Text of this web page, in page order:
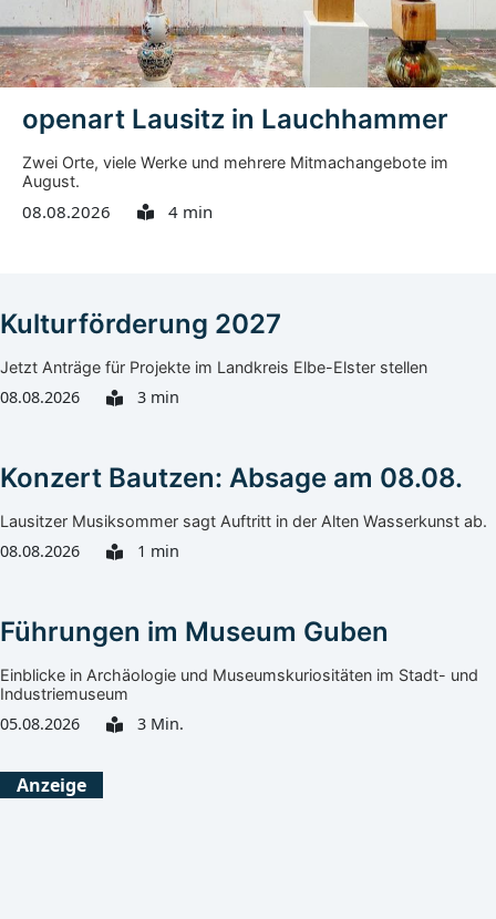
openart Lausitz in Lauchhammer
Zwei Orte, viele Werke und mehrere Mitmachangebote im
August.
08.08.2026 4 min
Kulturförderung 2027
Jetzt Anträge für Projekte im Landkreis Elbe-Elster stellen
08.08.2026 3 min
Konzert Bautzen: Absage am 08.08.
Lausitzer Musiksommer sagt Auftritt in der Alten Wasserkunst ab.
08.08.2026 1 min
Führungen im Museum Guben
Einblicke in Archäologie und Museumskuriositäten im Stadt- und
Industriemuseum
05.08.2026 3 Min.
Anzeige
Görlitz
Heute